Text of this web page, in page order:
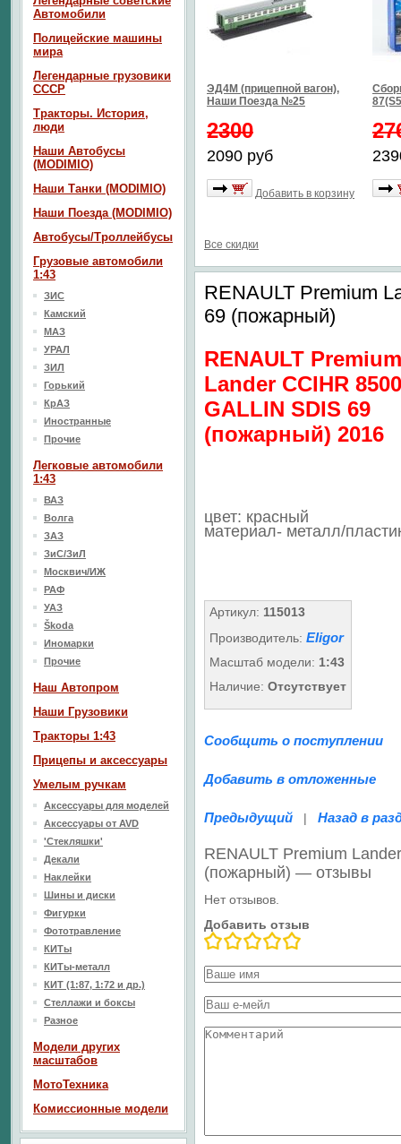
ЭД4М (прицепной вагон),
Наши Поезда №25
2300
2090 руб
Добавить в корзину
Все скидки
RENAULT Premium
69 (пожарный)
RENAULT Premium
Lander CCIHR 8500
GALLIN SDIS 69
(пожарный) 2016
цвет: красный
материал- металл/
Артикул: 115013
Производитель: Eligor
Масштаб модели: 1:43
Наличие: Отсутствует
Сообщить о поступлении
Добавить в отложенные
Предыдущий | Назад в
RENAULT Premium
(пожарный) — отзывы
Нет отзывов.
Добавить отзыв
Автомобили
Полицейские машины
мира
Легендарные грузовики
СССР
Тракторы. История,
люди
Наши Автобусы
(MODIMIO)
Наши Танки (MODIMIO)
Наши Поезда (MODIMIO)
Автобусы/Троллейбусы
Грузовые автомобили
1:43
ЗИС
Камский
МАЗ
УРАЛ
ЗИЛ
Горький
КрАЗ
Иностранные
Прочие
Легковые автомобили
1:43
ВАЗ
Волга
ЗАЗ
ЗиС/ЗиЛ
Москвич/ИЖ
РАФ
УАЗ
Škoda
Иномарки
Прочие
Наш Aвтопром
Наши Грузовики
Тракторы 1:43
Прицепы и аксессуары
Умелым ручкам
Аксессуары для моделей
Аксессуары от AVD
'Стекляшки'
Декали
Наклейки
Шины и диски
Фигурки
Фототравление
КИТы
КИТы-металл
КИТ (1:87, 1:72 и др.)
Стеллажи и боксы
Разное
Модели других
масштабов
МотоТехника
Комиссионные модели